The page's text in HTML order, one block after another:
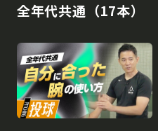
全年代共通（17本）
再生中